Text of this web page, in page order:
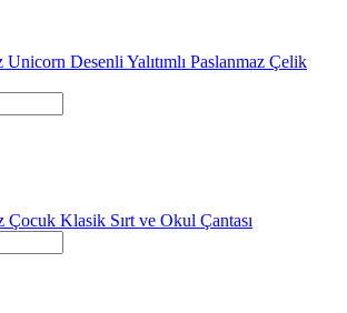
Desenli Yalıtımlı Paslanmaz Çelik
Çocuk Klasik Sırt ve Okul Çantası